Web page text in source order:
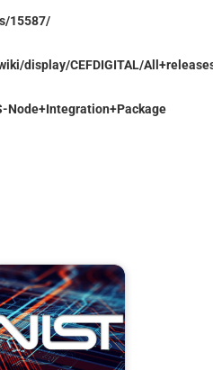
15587/
display/CEFDIGITAL/
Node+Integration+Package